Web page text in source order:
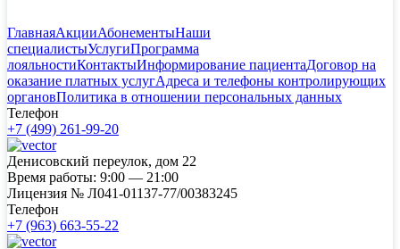
ГлавнаяАкцииАбонементыНаши
специалистыУслугиПрограмма
лояльностиКонтактыИнформирование пациентаДоговор на
оказание платных услугАдреса и телефоны контролирующих
органовПолитика в отношении персональных данных
Телефон
+7 (499) 261-99-20
Денисовский переулок, дом 22
Время работы: 9:00 — 21:00
Лицензия № Л041-01137-77/00383245
Телефон
+7 (963) 663-55-22